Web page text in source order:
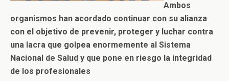
Ambos
organismos han acordado continuar con su alianza
con el objetivo de prevenir, proteger y luchar contra
una lacra que golpea enormemente al Sistema
Nacional de Salud y que pone en riesgo la integridad
de los profesionales